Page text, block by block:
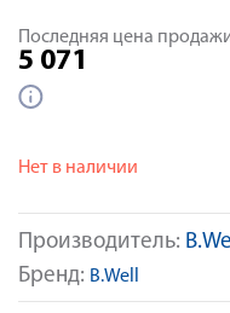
Производитель:
Бренд: B.Well
Последняя цена
5 071
Нет в наличии